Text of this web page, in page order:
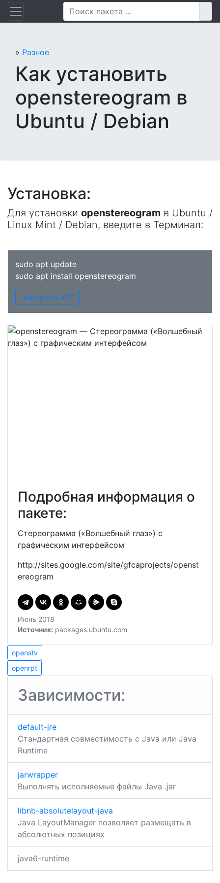
Перейти
» Разное
Как установить
openstereogram в
Ubuntu / Debian
Установка:
Для установки openstereogram в Ubuntu /
Linux Mint / Debian, введите в Терминал:
sudo apt update
sudo apt install openstereogram
Настроить APT
Подробная информация о
пакете:
Стереограмма («Волшебный глаз») с
графическим интерфейсом
http://sites.google.com/site/gfcaprojects/openst
ereogram
Июнь 2018
Источник: packages.ubuntu.com
Навигация
по
записям
openstv
openstv
openrpt
openrpt
Зависимости:
default-jre
Стандартная совместимость с Java или Java
Runtime
jarwrapper
Выполнять исполняемые файлы Java .jar
libnb-absolutelayout-java
Java LayoutManager позволяет размещать в
абсолютных позициях
java6-runtime